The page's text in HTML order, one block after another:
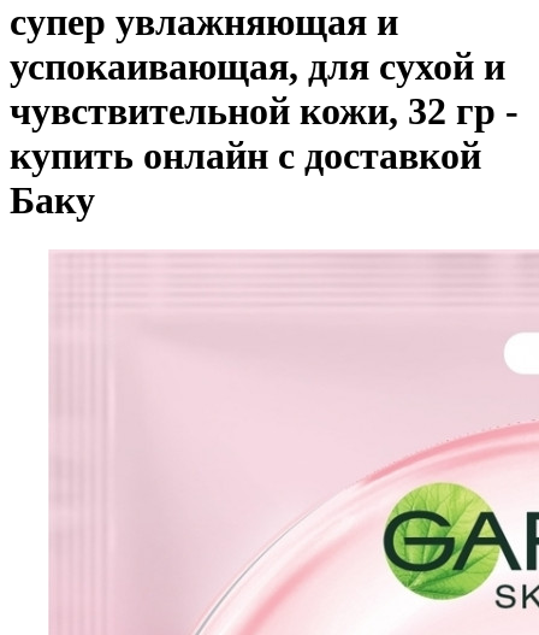
супер увлажняющая и
успокаивающая, для сухой и
чувствительной кожи, 32 гр -
купить онлайн с доставкой
Баку